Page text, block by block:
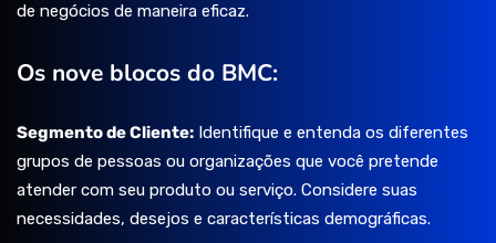
de negócios de maneira eficaz.
Os nove blocos do BMC:
Segmento de Cliente: Identifique e entenda os diferentes
grupos de pessoas ou organizações que você pretende
atender com seu produto ou serviço. Considere suas
necessidades, desejos e características demográficas.